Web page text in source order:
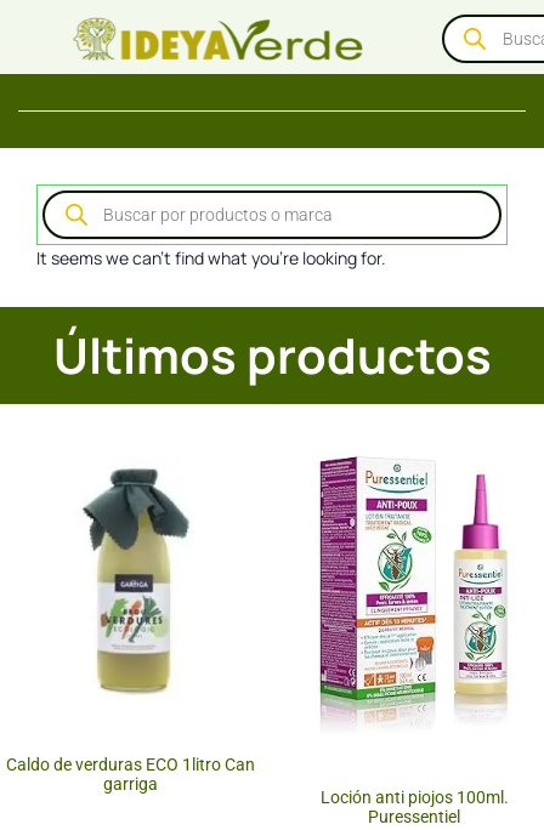
It seems we can't find what you're looking for.
Últimos productos
Caldo de verduras ECO 1litro Can
garriga
Loción anti piojos 100ml.
Puressentiel